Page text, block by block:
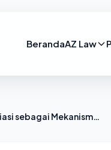
BerandaAZ Law
Mediasi sebagai Mekanisme Penyelesaian Konflik Agraria dan Sumber Daya Alam di Indonesia